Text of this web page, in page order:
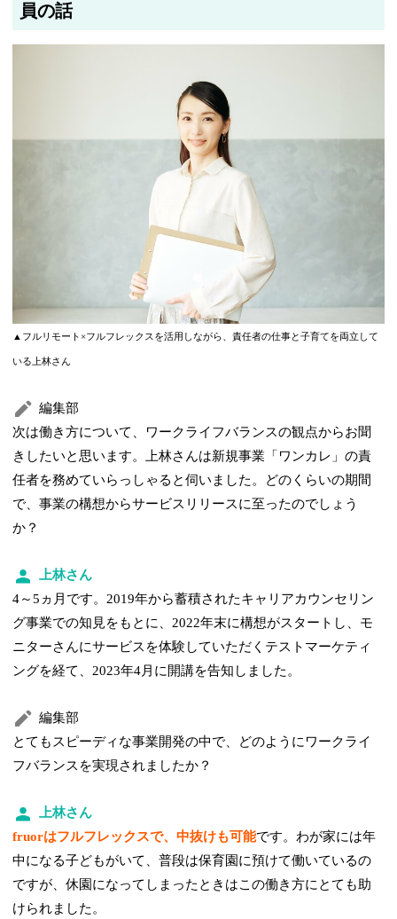
員の話
▲フルリモート×フルフレックスを活用しながら、責任者の仕事と子育てを両立して
いる上林さん
編集部
次は働き方について、ワークライフバランスの観点からお聞
きしたいと思います。上林さんは新規事業「ワンカレ」の責
任者を務めていらっしゃると伺いました。どのくらいの期間
で、事業の構想からサービスリリースに至ったのでしょう
か？
上林さん
4～5ヵ月です。2019年から蓄積されたキャリアカウンセリン
グ事業での知見をもとに、2022年末に構想がスタートし、モ
ニターさんにサービスを体験していただくテストマーケティ
ングを経て、2023年4月に開講を告知しました。
編集部
とてもスピーディな事業開発の中で、どのようにワークライ
フバランスを実現されましたか？
上林さん
fruorはフルフレックスで、中抜けも可能です。わが家には年
中になる子どもがいて、普段は保育園に預けて働いているの
ですが、休園になってしまったときはこの働き方にとても助
けられました。